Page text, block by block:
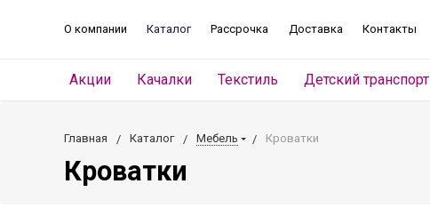
О компании Каталог Рассрочка Доставка Контакты
Акции Качалки Текстиль Детский транспорт
Главная Каталог Мебель Кроватки
Кроватки